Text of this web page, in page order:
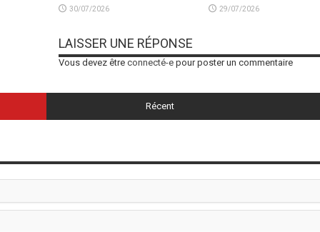
30/07/2026 29/07/2026
LAISSER UNE RÉPONSE
Vous devez être connecté-epour poster un commentaire
Récent